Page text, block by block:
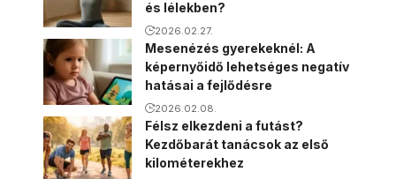
és lélekben?
2026.02.27.
Mesenézés gyerekeknél: A
képernyőidő lehetséges negatív
hatásai a fejlődésre
2026.02.08.
Félsz elkezdeni a futást?
Kezdőbarát tanácsok az első
kilométerekhez